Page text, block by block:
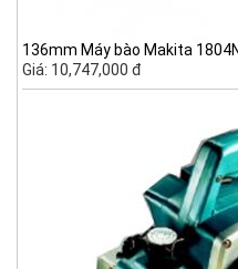
136mm Máy bào Makita 1804N
Giá: 10,747,000 đ